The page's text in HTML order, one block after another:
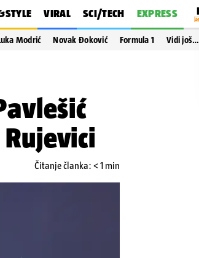
VIRAL SCI/TECH EXPRESS
Modrić Novak Đoković Formula 1 Vidi još…
Čitanje članka: < 1 min